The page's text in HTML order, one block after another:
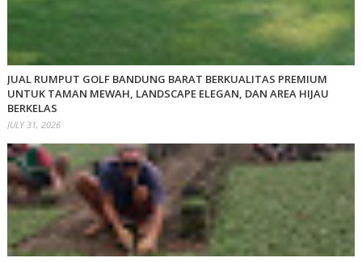
JUAL RUMPUT GOLF BANDUNG BARAT BERKUALITAS PREMIUM
UNTUK TAMAN MEWAH, LANDSCAPE ELEGAN, DAN AREA HIJAU
BERKELAS
JULY 31, 2026